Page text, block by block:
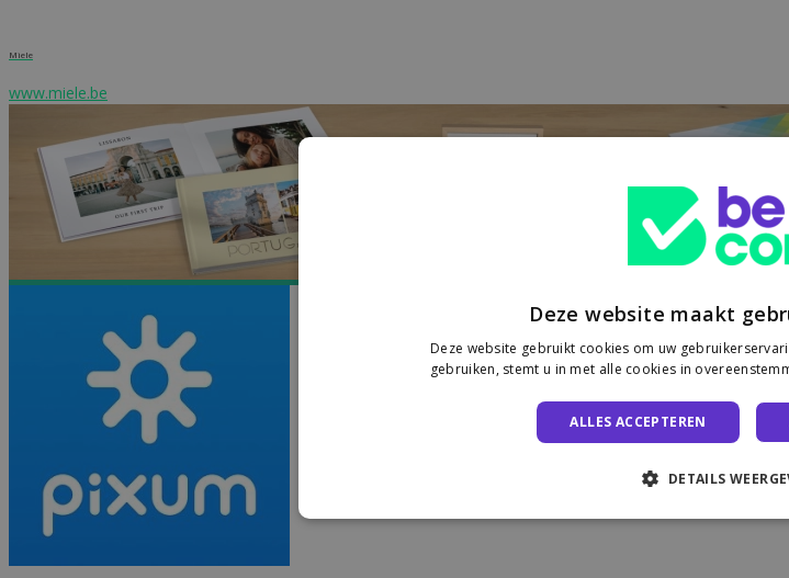
Miele
www.miele.be
Deze website maakt
Deze website gebruikt cookies om uw
gebruiken, stemt u in met alle cookies in
ALLES ACCEPTEREN
DETAILS